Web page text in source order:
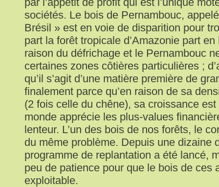
sociétés. Le bois de Pernambouc,
Brésil » est en voie de disparition pour
part la forêt tropicale d’Amazonie part
raison du défrichage et le Pernambouc
certaines zones côtières particulières ;
qu’il s’agit d’une matière première de
finalement parce qu’en raison de sa
(2 fois celle du chêne), sa croissance
monde apprécie les plus-values
lenteur. L’un des bois de nos forêts, le
du même problème. Depuis une dizaine
programme de replantation a été lancé,
peu de patience pour que le bois de ces
exploitable.